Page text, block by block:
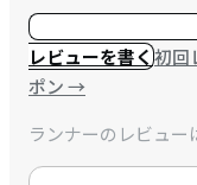
レビューを書く初回
ポン→
ランナーのレビュー